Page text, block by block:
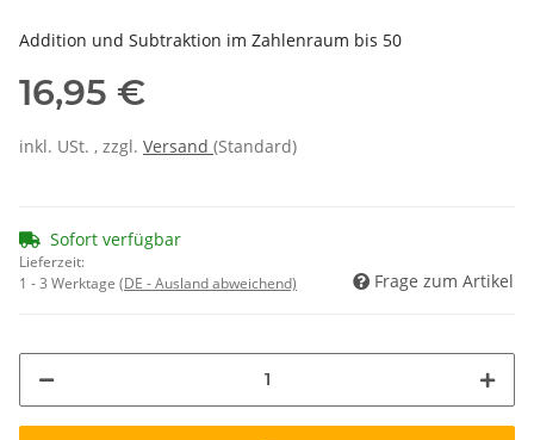
Addition und Subtraktion im Zahlenraum bis 50
16,95 €
inkl. USt. , zzgl. Versand (Standard)
Sofort verfügbar
Lieferzeit:
1 - 3 Werktage (DE - Ausland abweichend) Frage zum Artikel